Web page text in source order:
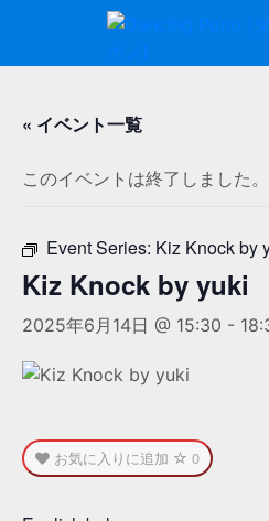
« イベント一覧
このイベントは終了しました。
Event Series: Kiz Knock by
Kiz Knock by yuki
2025年6月14日 @ 15:30 -
お気に入りに追加 0